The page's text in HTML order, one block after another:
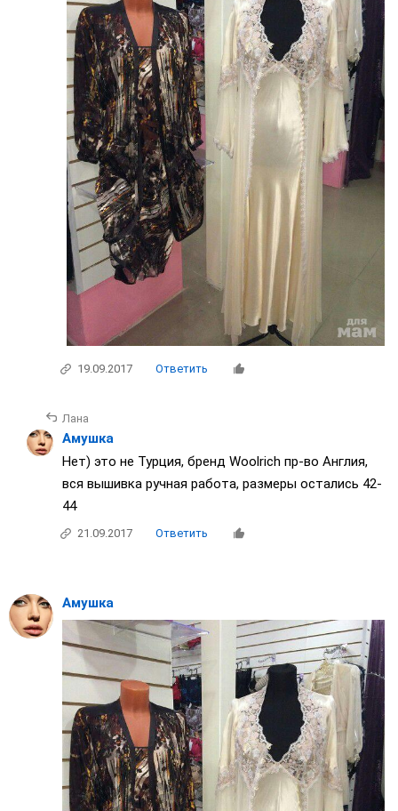
19.09.2017 Ответить
Лана
Амушка
Нет) это не Турция, бренд Woolrich пр-во Англия,
вся вышивка ручная работа, размеры остались 42-
44
21.09.2017 Ответить
Амушка